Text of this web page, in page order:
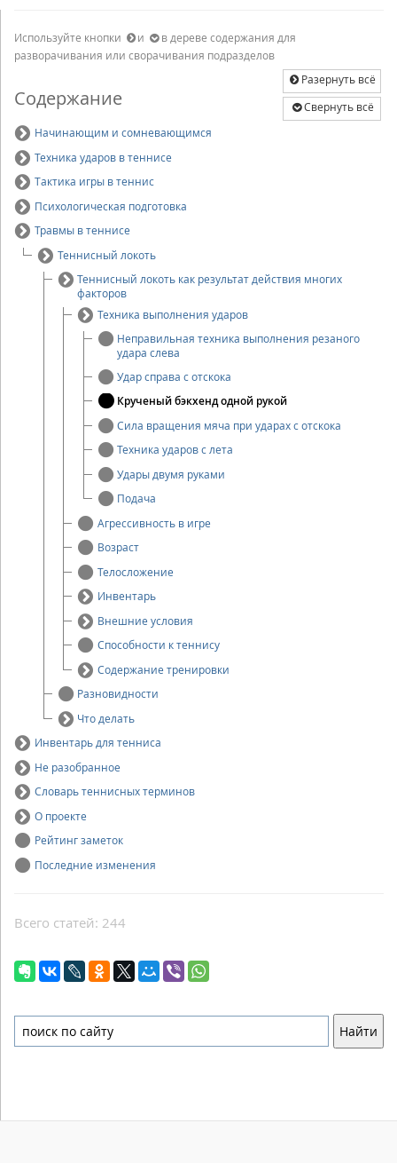
Используйте кнопки и
в дереве содержания для
разворачивания или сворачивания подразделов
Разернуть всё
Свернуть всё
Содержание
Начинающим и сомневающимся
Техника ударов в теннисе
Тактика игры в теннис
Психологическая подготовка
Травмы в теннисе
Теннисный локоть
Теннисный локоть как результат действия многих
факторов
Техника выполнения ударов
Неправильная техника выполнения резаного
удара слева
Удар справа с отскока
Крученый бэкхенд одной рукой
Сила вращения мяча при ударах с отскока
Техника ударов с лета
Удары двумя руками
Подача
Агрессивность в игре
Возраст
Телосложение
Инвентарь
Внешние условия
Способности к теннису
Содержание тренировки
Разновидности
Что делать
Инвентарь для тенниса
Не разобранное
Словарь теннисных терминов
О проекте
Рейтинг заметок
Последние изменения
Всего статей: 244